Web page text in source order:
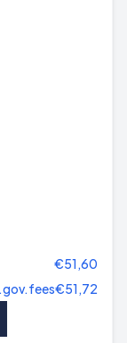
€51,60
€51,72